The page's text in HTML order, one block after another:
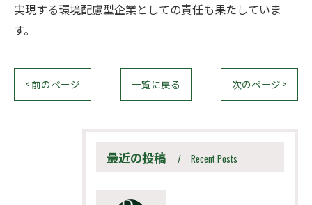
実現する環境配慮型企業としての責任も果たしていま
す。
< 前のページ 一覧に戻る 次のページ >
最近の投稿 Recent Posts